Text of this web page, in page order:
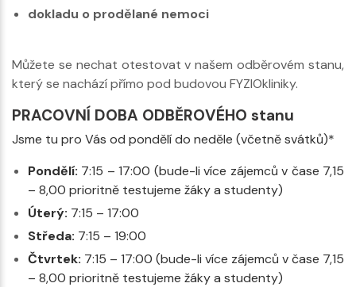
dokladu o prodělané nemoci
Můžete se nechat otestovat v našem odběrovém stanu,
který se nachází přímo pod budovou FYZIOkliniky.
PRACOVNÍ DOBA ODBĚROVÉHO stanu
Jsme tu pro Vás od pondělí do neděle (včetně svátků)*
Pondělí: 7:15 – 17:00 (bude-li více zájemců v čase 7,15
– 8,00 prioritně testujeme žáky a studenty)
Úterý: 7:15 – 17:00
Středa: 7:15 – 19:00
Čtvrtek: 7:15 – 17:00 (bude-li více zájemců v čase 7,15
– 8,00 prioritně testujeme žáky a studenty)